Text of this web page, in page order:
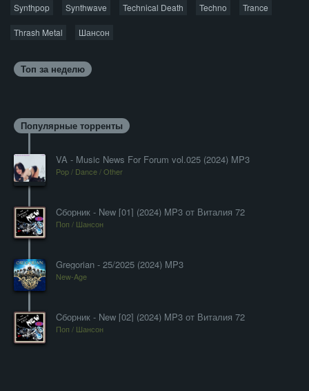
Synthpop Synthwave Technical Death Techno Trance
Thrash Metal Шансон
Топ за неделю
Популярные торренты
VA - Music News For Forum vol.025 (2024) MP3
Pop / Dance / Other
Cборник - New [01] (2024) MP3 от Виталия 72
Поп / Шансон
Gregorian - 25/2025 (2024) MP3
New-Age
Cборник - New [02] (2024) MP3 от Виталия 72
Поп / Шансон